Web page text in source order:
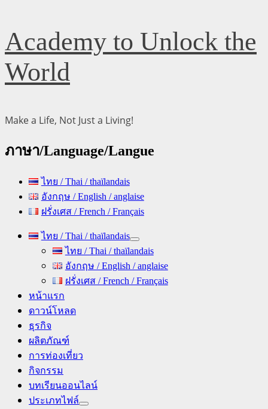
Skip
to
content
Academy to Unlock the
World
Make a Life, Not Just a Living!
ภาษา/Language/Langue
ไทย / Thai / thaïlandais
อังกฤษ / English / anglaise
ฝรั่งเศส / French / Français
Primary ไทย / Thai / thaïlandais
ไทย / Thai / thaïlandais
อังกฤษ / English / anglaise
ฝรั่งเศส / French / Français
หน้าแรก
ดาวน์โหลด
ธุรกิจ
ผลิตภัณฑ์
การท่องเที่ยว
กิจกรรม
บทเรียนออนไลน์
ประเภทไฟล์